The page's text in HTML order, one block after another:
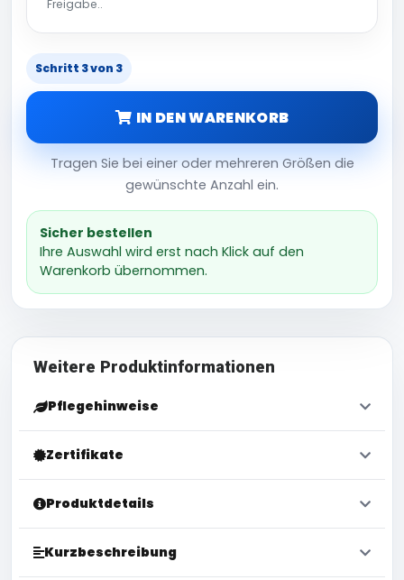
Freigabe..
Schritt 3 von 3
IN DEN WARENKORB
Tragen Sie bei einer oder mehreren Größen die
gewünschte Anzahl ein.
Sicher bestellen
Ihre Auswahl wird erst nach Klick auf den
Warenkorb übernommen.
Weitere Produktinformationen
Pflegehinweise
Zertifikate
Produktdetails
Kurzbeschreibung